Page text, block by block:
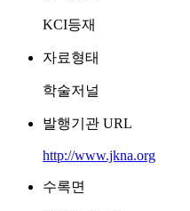
KCI등재
자료형태
학술저널
발행기관 URL
http://www.jkna.org
수록면